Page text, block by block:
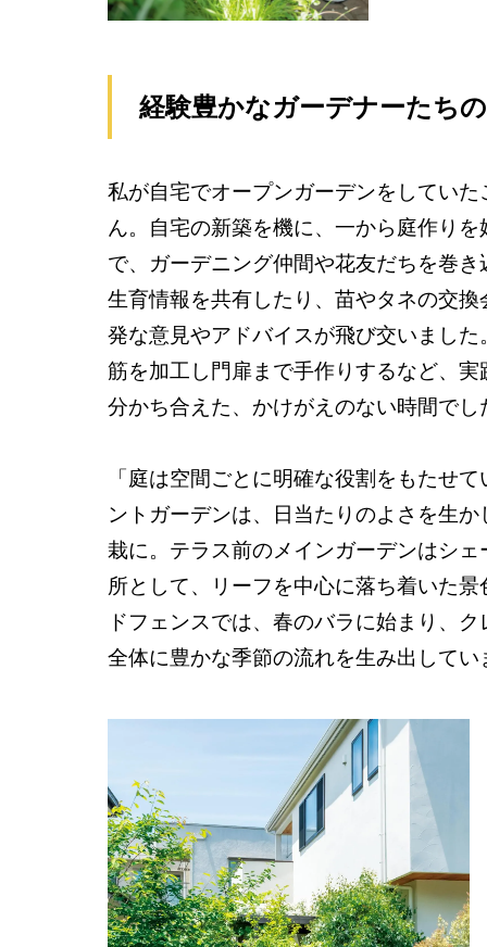
経験豊かなガーデナーたち
私が自宅でオープンガーデンをしてい
ん。自宅の新築を機に、一から庭作り
で、ガーデニング仲間や花友だちを巻
生育情報を共有したり、苗やタネの交
発な意見やアドバイスが飛び交いまし
筋を加工し門扉まで手作りするなど、
分かち合えた、かけがえのない時間でし
「庭は空間ごとに明確な役割をもたせ
ントガーデンは、日当たりのよさを生
栽に。テラス前のメインガーデンはシ
所として、リーフを中心に落ち着いた
ドフェンスでは、春のバラに始まり、
全体に豊かな季節の流れを生み出してい